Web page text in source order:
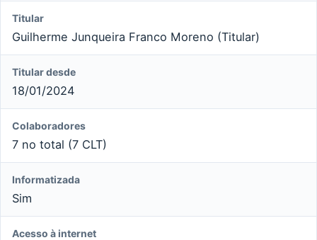
Titular
Guilherme Junqueira Franco Moreno (Titular)
Titular desde
18/01/2024
Colaboradores
7 no total (7 CLT)
Informatizada
Sim
Acesso à internet